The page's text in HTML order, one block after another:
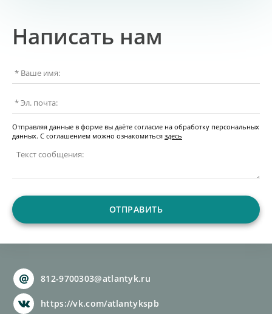
Написать нам
Отправляя данные в форме вы даёте согласие на обработку персональных
данных. С соглашением можно ознакомиться здесь
ОТПРАВИТЬ
812-9700303@atlantyk.ru
https://vk.com/atlantykspb